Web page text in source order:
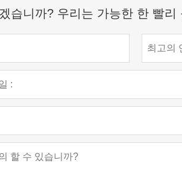
습니까? 우리는 가능한 한 빨